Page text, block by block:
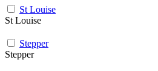
St Louise
St Louise
Stepper
Stepper